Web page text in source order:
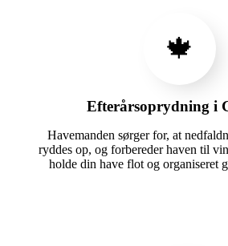
🍁
Efterårsoprydning i
Havemanden sørger for, at
ryddes op, og forbereder haven til
holde din have flot og organiseret